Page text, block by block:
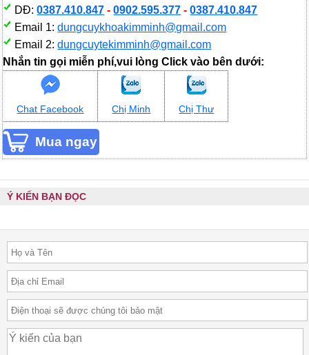
DĐ:0387.410.847 -0902.595.377 -0387.410.847
Email 1:dungcuykhoakimminh@gmail.com
Email 2:dungcuytekimminh@gmail.com
Nhắn tin gọi miễn phí,vui lòng Click vào bên dưới:
Chat Facebook Chị Minh Chị Thư
Ý KIẾN BẠN ĐỌC